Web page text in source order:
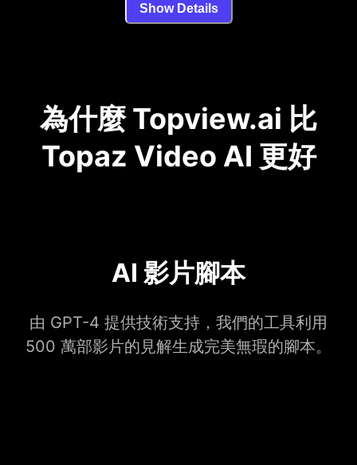
Show Details
為什麼 Topview.ai 比
Topaz Video AI 更好
AI 影片腳本
由 GPT-4 提供技術支持，我們的工具利用
500 萬部影片的見解生成完美無瑕的腳本。